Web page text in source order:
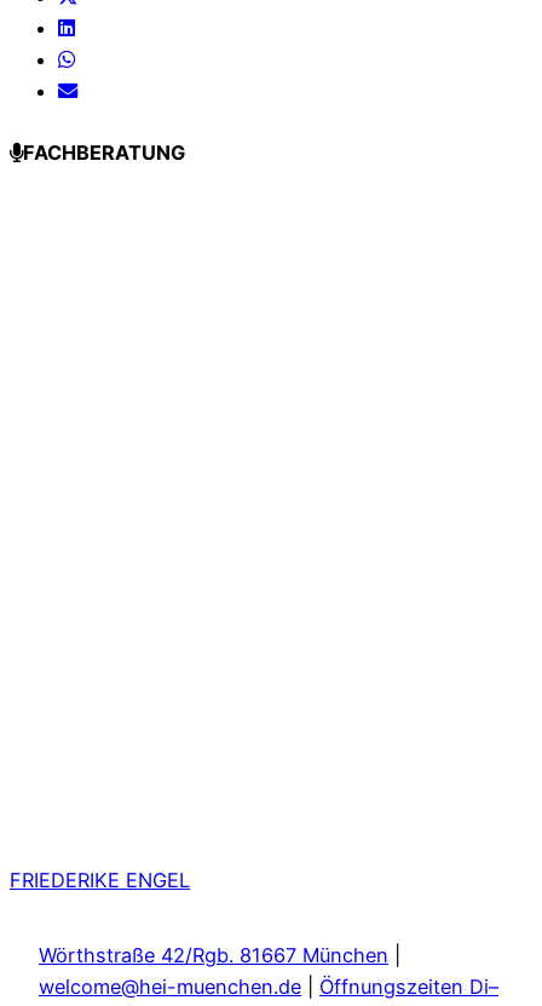
FACHBERATUNG
FRIEDERIKE ENGEL
Wörthstraße 42/Rgb. 81667 München
welcome@hei-muenchen.de
Öffnungszeiten Di–